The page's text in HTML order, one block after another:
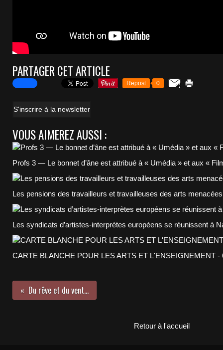
PARTAGER CET ARTICLE
Repost 0
S'inscrire à la newsletter
VOUS AIMEREZ AUSSI :
Profs 3 — Le bonnet d’âne est attribué à « Umédia » et aux «
Les pensions des travailleurs et travailleuses des arts
Les syndicats d’artistes-interprètes européens se réunissent à
CARTE BLANCHE POUR LES ARTS ET L'ENSEIGNEMENT -
Du rêve et du vent...
Retour à l'accueil